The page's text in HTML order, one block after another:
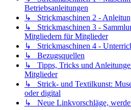
Betriebsanleitungen
↳ Strickmaschinen 2 -
↳ Strickmaschinen 3 -
Mitgliedern für Mitglieder
↳ Strickmaschinen 4 -
↳ Bezugsquellen
↳ Tipps, Tricks und
Mitglieder
↳ Strick- und Textilkunst:
oder digital
↳ Neue Linkvorschläge,